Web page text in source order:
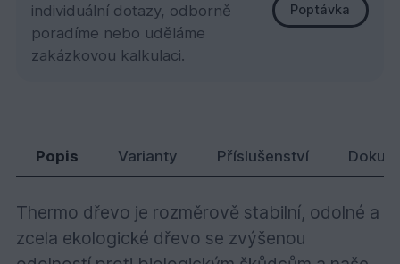
individuální dotazy, odborně
poradíme nebo uděláme
zakázkovou kalkulaci.
Poptávka
Popis Varianty Příslušenství
Thermo dřevo je rozměrově stabilní, odolné a
zcela ekologické dřevo se zvýšenou